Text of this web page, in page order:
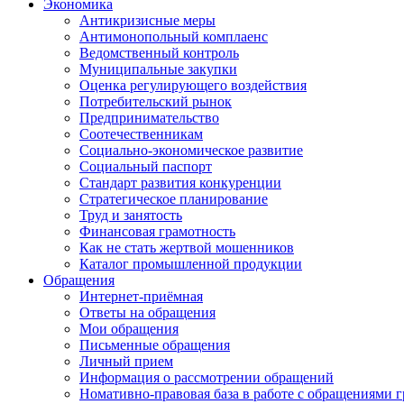
Экономика
Антикризисные меры
Антимонопольный комплаенс
Ведомственный контроль
Муниципальные закупки
Оценка регулирующего воздействия
Потребительский рынок
Предпринимательство
Соотечественникам
Социально-экономическое развитие
Социальный паспорт
Стандарт развития конкуренции
Стратегическое планирование
Труд и занятость
Финансовая грамотность
Как не стать жертвой мошенников
Каталог промышленной продукции
Обращения
Интернет-приёмная
Ответы на обращения
Мои обращения
Письменные обращения
Личный прием
Информация о рассмотрении обращений
Номативно-правовая база в работе с обращениями